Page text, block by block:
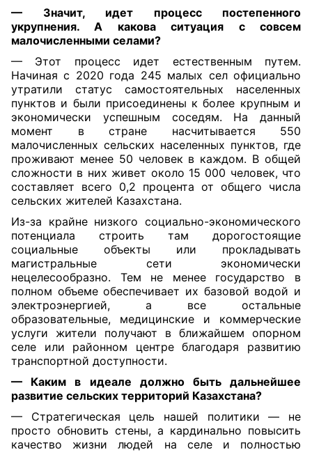
— Значит, идет процесс постепенного
укрупнения. А какова ситуация с совсем
малочисленными селами?
— Этот процесс идет естественным путем.
Начиная с 2020 года 245 малых сел официально
утратили статус самостоятельных населенных
пунктов и были присоединены к более крупным и
экономически успешным соседям. На данный
момент в стране насчитывается 550
малочисленных сельских населенных пунктов, где
проживают менее 50 человек в каждом. В общей
сложности в них живет около 15 000 человек, что
составляет всего 0,2 процента от общего числа
сельских жителей Казахстана.
Из-за крайне низкого социально-экономического
потенциала строить там дорогостоящие
социальные объекты или прокладывать
магистральные сети экономически
нецелесообразно. Тем не менее государство в
полном объеме обеспечивает их базовой водой и
электроэнергией, а все остальные
образовательные, медицинские и коммерческие
услуги жители получают в ближайшем опорном
селе или районном центре благодаря развитию
транспортной доступности.
— Каким в идеале должно быть дальнейшее
развитие сельских территорий Казахстана?
— Стратегическая цель нашей политики — не
просто обновить стены, а кардинально повысить
качество жизни людей на селе и полностью